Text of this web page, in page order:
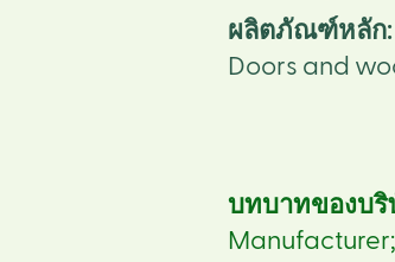
ผลิตภัณฑ์หลัก:
Doors and
บทบาทของบริ
Manufacturer;